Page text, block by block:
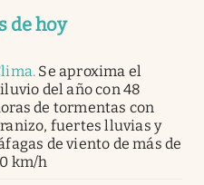
de hoy
. Se aproxima el
del año con 48
de tormentas con
fuertes lluvias y
de viento de más de
km/h